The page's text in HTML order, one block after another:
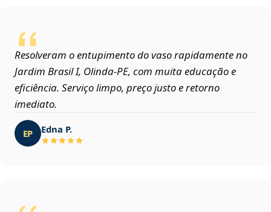
Resolveram o entupimento do vaso rapidamente no
Jardim Brasil I, Olinda‑PE, com muita educação e
eficiência. Serviço limpo, preço justo e retorno
imediato.
EP Edna P.